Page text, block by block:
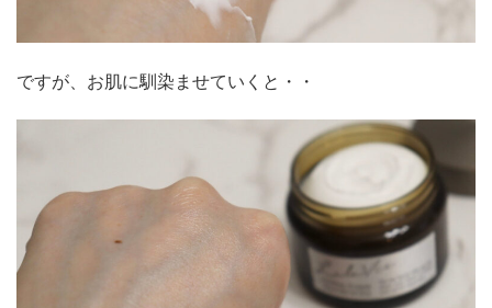
ですが、お肌に馴染ませていくと・・